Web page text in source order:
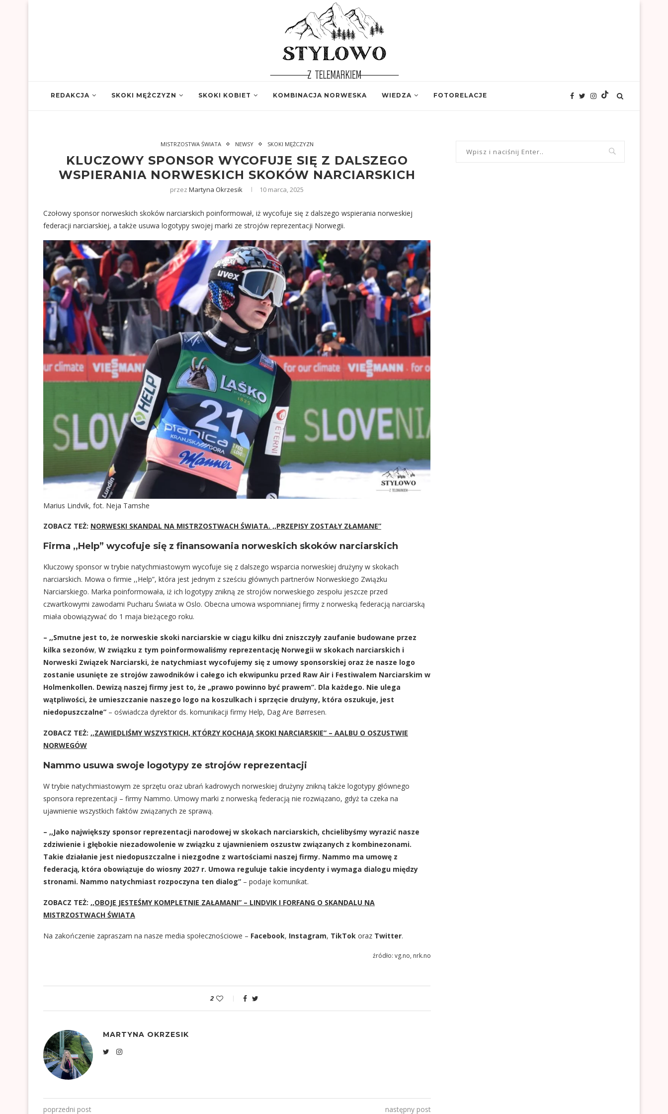
REDAKCJA SKOKI MĘŻCZYZN SKOKI KOBIET KOMBINACJA NORWESKA WIEDZA FOTORELACJE
MISTRZOSTWA ŚWIATA NEWSY SKOKI MĘŻCZYZN
KLUCZOWY SPONSOR WYCOFUJE SIĘ Z DALSZEGO
WSPIERANIA NORWESKICH SKOKÓW NARCIARSKICH
przezMartyna Okrzesik 10 marca, 2025
Czołowy sponsor norweskich skoków narciarskich poinformował, iż wycofuje się z dalszego wspierania norweskiej
federacji narciarskiej, a także usuwa logotypy swojej marki ze strojów reprezentacji Norwegii.
Marius Lindvik, fot. Neja Tamshe
ZOBACZ TEŻ: NORWESKI SKANDAL NA MISTRZOSTWACH ŚWIATA. ,,PRZEPISY ZOSTAŁY ZŁAMANE”
Firma ,,Help” wycofuje się z finansowania norweskich skoków narciarskich
Kluczowy sponsor w trybie natychmiastowym wycofuje się z dalszego wsparcia norweskiej drużyny w skokach
narciarskich. Mowa o firmie ,,Help”, która jest jednym z sześciu głównych partnerów Norweskiego Związku
Narciarskiego. Marka poinformowała, iż ich logotypy znikną ze strojów norweskiego zespołu jeszcze przed
czwartkowymi zawodami Pucharu Świata w Oslo. Obecna umowa wspomnianej firmy z norweską federacją narciarską
miała obowiązywać do 1 maja bieżącego roku.
– ,,Smutne jest to, że norweskie skoki narciarskie w ciągu kilku dni zniszczyły zaufanie budowane przez
kilka sezonów, W związku z tym poinformowaliśmy reprezentację Norwegii w skokach narciarskich i
Norweski Związek Narciarski, że natychmiast wycofujemy się z umowy sponsorskiej oraz że nasze logo
zostanie usunięte ze strojów zawodników i całego ich ekwipunku przed Raw Air i Festiwalem Narciarskim w
Holmenkollen. Dewizą naszej firmy jest to, że „prawo powinno być prawem”. Dla każdego. Nie ulega
wątpliwości, że umieszczanie naszego logo na koszulkach i sprzęcie drużyny, która oszukuje, jest
niedopuszczalne” – oświadcza dyrektor ds. komunikacji firmy Help, Dag Are Børresen.
ZOBACZ TEŻ: ,,ZAWIEDLIŚMY WSZYSTKICH, KTÓRZY KOCHAJĄ SKOKI NARCIARSKIE” – AALBU O OSZUSTWIE
NORWEGÓW
Nammo usuwa swoje logotypy ze strojów reprezentacji
W trybie natychmiastowym ze sprzętu oraz ubrań kadrowych norweskiej drużyny znikną także logotypy głównego
sponsora reprezentacji – firmy Nammo. Umowy marki z norweską federacją nie rozwiązano, gdyż ta czeka na
ujawnienie wszystkich faktów związanych ze sprawą.
– ,,Jako największy sponsor reprezentacji narodowej w skokach narciarskich, chcielibyśmy wyrazić nasze
zdziwienie i głębokie niezadowolenie w związku z ujawnieniem oszustw związanych z kombinezonami.
Takie działanie jest niedopuszczalne i niezgodne z wartościami naszej firmy. Nammo ma umowę z
federacją, która obowiązuje do wiosny 2027 r. Umowa reguluje takie incydenty i wymaga dialogu między
stronami. Nammo natychmiast rozpoczyna ten dialog” – podaje komunikat.
ZOBACZ TEŻ: ,,OBOJE JESTEŚMY KOMPLETNIE ZAŁAMANI” – LINDVIK I FORFANG O SKANDALU NA
MISTRZOSTWACH ŚWIATA
Na zakończenie zapraszam na nasze media społecznościowe – Facebook, Instagram, TikTok oraz Twitter.
źródło: vg.no, nrk.no
2
MARTYNA OKRZESIK
poprzedni post następny post